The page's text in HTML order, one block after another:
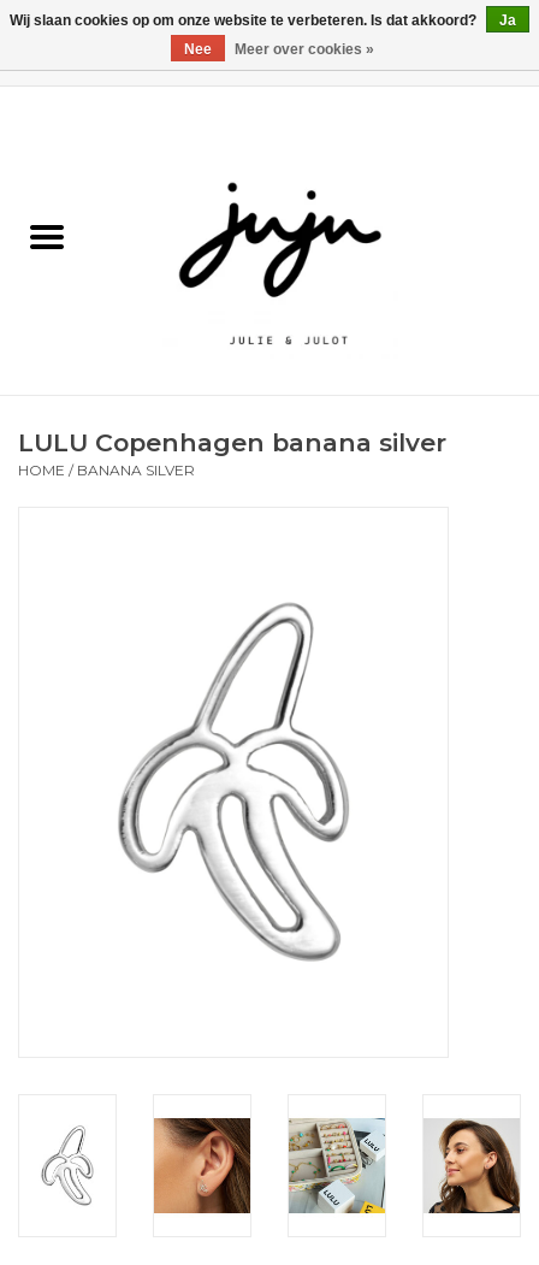
Kledij jongens
Schoenen
LULU Copenhagen banana silver
HOME / BANANA SILVER
Wij slaan cookies op om onze website te verbeteren. Is dat akkoord?
Ja
Nee
Meer over cookies »